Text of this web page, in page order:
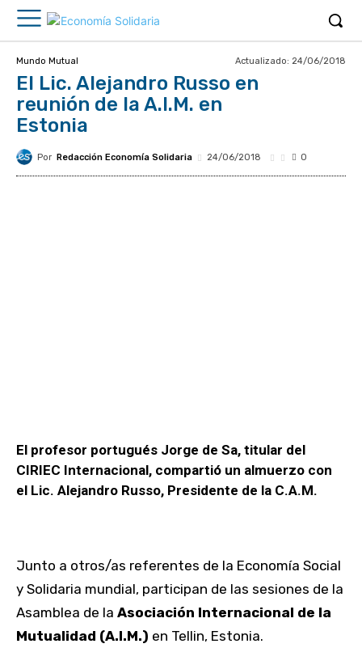
Mundo Mutual Actualizado: 24/06/2018
El Lic. Alejandro Russo en
reunión de la A.I.M. en
Estonia
Por Redacción Economía Solidaria 24/06/2018 0
El profesor portugués Jorge de Sa, titular del
CIRIEC Internacional, compartió un almuerzo con
el Lic. Alejandro Russo, Presidente de la C.A.M.
Junto a otros/as referentes de la Economía Social
y Solidaria mundial, participan de las sesiones de la
Asamblea de la Asociación Internacional de la
Mutualidad (A.I.M.) en Tellin, Estonia.